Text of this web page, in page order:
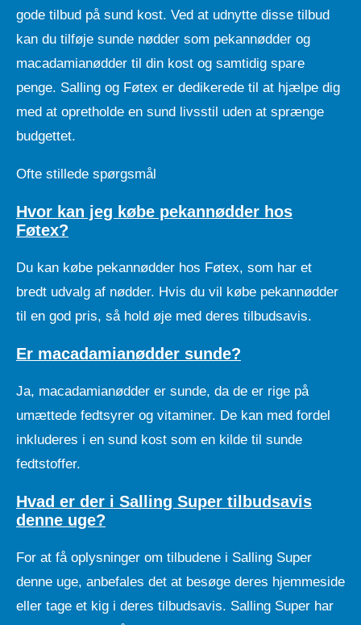
gode tilbud på sund kost. Ved at udnytte disse tilbud
kan du tilføje sunde nødder som pekannødder og
macadamianødder til din kost og samtidig spare
penge. Salling og Føtex er dedikerede til at hjælpe dig
med at opretholde en sund livsstil uden at sprænge
budgettet.
Ofte stillede spørgsmål
Hvor kan jeg købe pekannødder hos
Føtex?
Du kan købe pekannødder hos Føtex, som har et
bredt udvalg af nødder. Hvis du vil købe pekannødder
til en god pris, så hold øje med deres tilbudsavis.
Er macadamianødder sunde?
Ja, macadamianødder er sunde, da de er rige på
umættede fedtsyrer og vitaminer. De kan med fordel
inkluderes i en sund kost som en kilde til sunde
fedtstoffer.
Hvad er der i Salling Super tilbudsavis
denne uge?
For at få oplysninger om tilbudene i Salling Super
denne uge, anbefales det at besøge deres hjemmeside
eller tage et kig i deres tilbudsavis. Salling Super har